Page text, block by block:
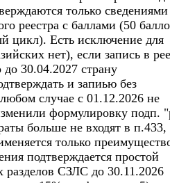
только сведениями
реестра с баллами (50
цикл). Есть исключение для
нет), если запись в
до 30.04.2027 страну
и запиью без
случае с 01.12.2026 не
формулировку подп.
больше не входят в п.433,
только
подтверждается простой
разделов СЗЛС до 30.11.2026